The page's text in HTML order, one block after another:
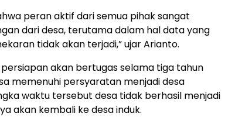
peran aktif dari semua pihak sangat
dari desa, terutama dalam hal data yang
tidak akan terjadi,” ujar Arianto.
akan bertugas selama tiga tahun
memenuhi persyaratan menjadi desa
waktu tersebut desa tidak berhasil menjadi
akan kembali ke desa induk.